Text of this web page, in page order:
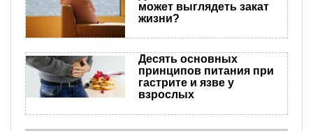
может выглядеть закат
жизни?
Десять основных
принципов питания при
гастрите и язве у
взрослых